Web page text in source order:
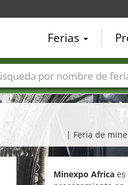
| Feria de
Minexpo Africaes
Ferias
Nombres de ferias Países